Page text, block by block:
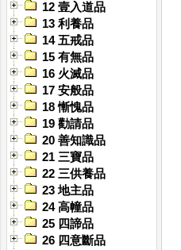
12 壹入道品
13 利養品
14 五戒品
15 有無品
16 火滅品
17 安般品
18 慚愧品
19 勸請品
20 善知識品
21 三寶品
22 三供養品
23 地主品
24 高幢品
25 四諦品
26 四意斷品